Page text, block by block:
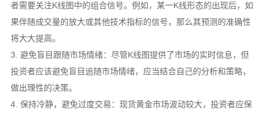
者需要关注K线图中的组合信号。例如，某一K线形态的出现后，如
果伴随成交量的放大或其他技术指标的信号，那么其预测的准确性
将大大提高。
3. 避免盲目跟随市场情绪：尽管K线图提供了市场的实时信息，但
投资者应该避免盲目追随市场情绪，应当结合自己的分析和策略，
做出理性的决策。
4. 保持冷静，避免过度交易：现货黄金市场波动较大，投资者应保